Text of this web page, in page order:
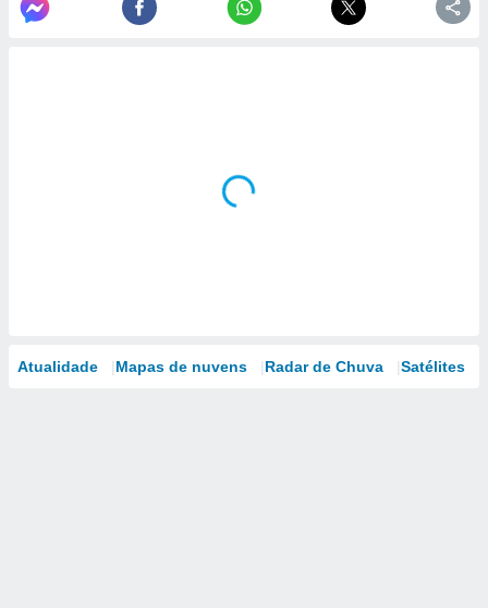
Atualidade Mapas de nuvens Radar de Chuva Satélites